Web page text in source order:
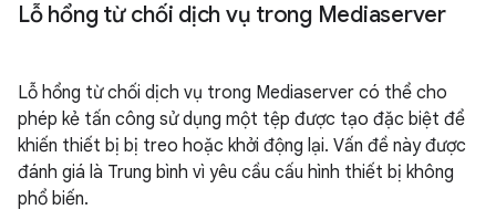
Lỗ hổng từ chối dịch vụ trong Mediaserver
Lỗ hổng từ chối dịch vụ trong Mediaserver có thể cho
phép kẻ tấn công sử dụng một tệp được tạo đặc biệt để
khiến thiết bị bị treo hoặc khởi động lại. Vấn đề này được
đánh giá là Trung bình vì yêu cầu cấu hình thiết bị không
phổ biến.